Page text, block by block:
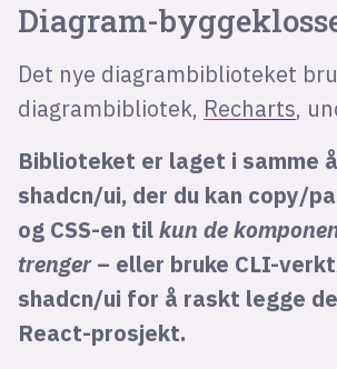
Diagram-
Det nye diagrambiblioteket
diagrambibliotek, Recharts,
Biblioteket er laget i samme
shadcn/ui, der du kan copy/
og CSS-en til kun de
trenger– eller bruke CLI-
shadcn/ui for å raskt legge
React-prosjekt.